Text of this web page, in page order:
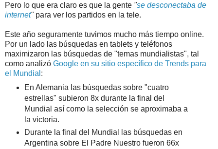
Pero lo que era claro es que la gente "se desconectaba de
internet"para ver los partidos en la tele.
Este año seguramente tuvimos mucho más tiempo online.
Por un lado las búsquedas en tablets y teléfonos
maximizaron las búsquedas de "temas mundialistas", tal
como analizó Google en su sitio específico de Trends para
el Mundial :
En Alemania las búsquedas sobre "cuatro
estrellas" subieron 8x durante la final del
Mundial así como la selección se aproximaba a
la victoria.
Durante la final del Mundial las búsquedas en
Argentina sobre El Padre Nuestro fueron 66x